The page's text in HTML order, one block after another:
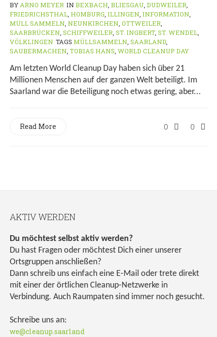
BYARNO MEYER IN BEXBACH, BLIESGAU, DUDWEILER,
FRIEDRICHSTHAL, HOMBURG, ILLINGEN, INFORMATION,
MÜLL SAMMELN, NEUNKIRCHEN, OTTWEILER,
SAARBRÜCKEN, SCHIFFWEILER, ST. INGBERT, ST. WENDEL,
VÖLKLINGEN TAGS MÜLLSAMMELN, SAARLAND,
SAUBERMACHEN, TOBIAS HANS, WORLD CLEANUP DAY
Am letzten World Cleanup Day haben sich über 21
Millionen Menschen auf der ganzen Welt beteiligt. Im
Saarland war die Beteiligung noch etwas gering, aber...
0 0
Read More
AKTIV WERDEN
Du möchtest selbst aktiv werden?
Du hast Fragen oder möchtest Dich einer unserer
Ortsgruppen anschließen?
Dann schreib uns einfach eine E-Mail oder trete direkt
mit einer der örtlichen Cleanup-Netzwerke in
Verbindung. Auch Raumpaten sind immer noch gesucht.
Schreibe uns an:
we@cleanup.saarland